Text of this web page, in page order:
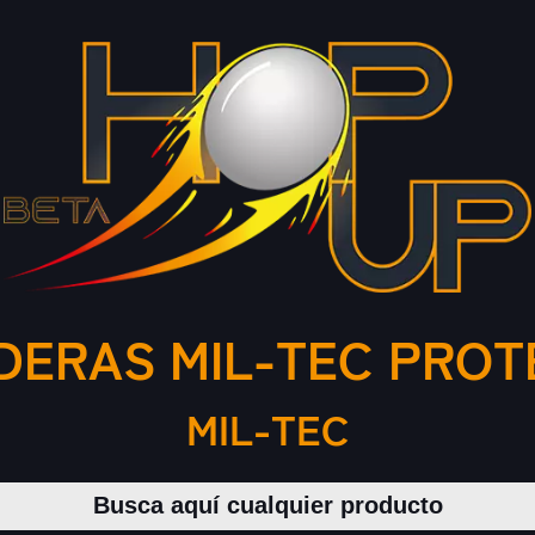
MIL-TEC
MIL-TEC
Buscar productos